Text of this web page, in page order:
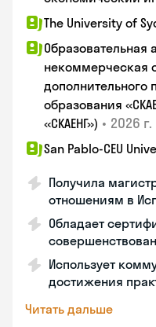
The University of
Образовательная
некоммерческая
дополнительного
образования
«СКАЕНГ») • 2026 г.
San Pablo-CEU
Получила
отношениям в
Обладает
Использует
достижения
Читать дальше